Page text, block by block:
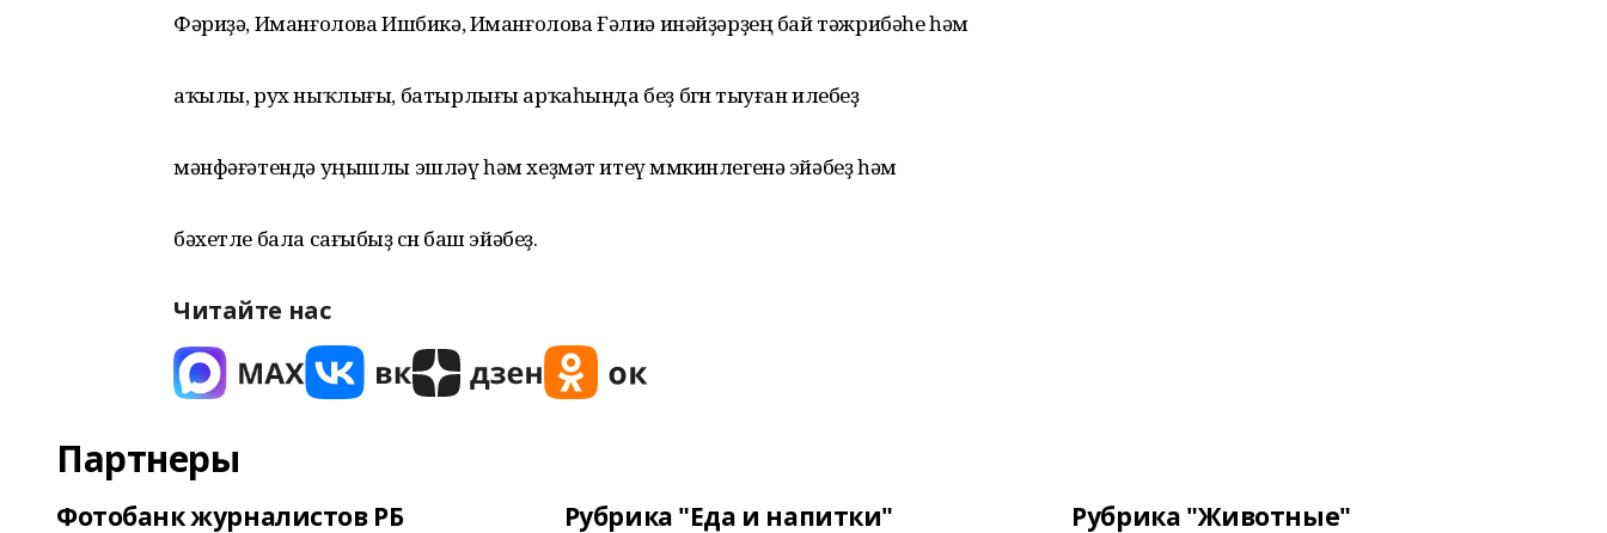
Фәриҙә, Иманғолова Ишбикә, Иманғолова Ғәлиә инәйҙәрҙең бай тәжрибәһе һәм
аҡылы, рух ныҡлығы, батырлығы арҡаһында беҙ бөгөн тыуған илебеҙ
мәнфәғәтендә уңышлы эшләү һәм хеҙмәт итеү мөмкинлегенә эйәбеҙ һәм
бәхетле бала сағыбыҙ өсөн баш эйәбеҙ.
Читайте нас
Партнеры
Фотобанк журналистов РБ Рубрика "Еда и напитки" Рубрика "Животные"